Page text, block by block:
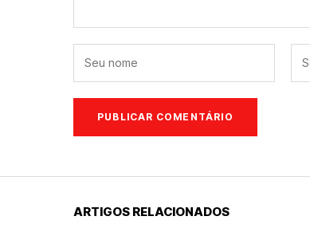
ARTIGOS RELACIONADOS